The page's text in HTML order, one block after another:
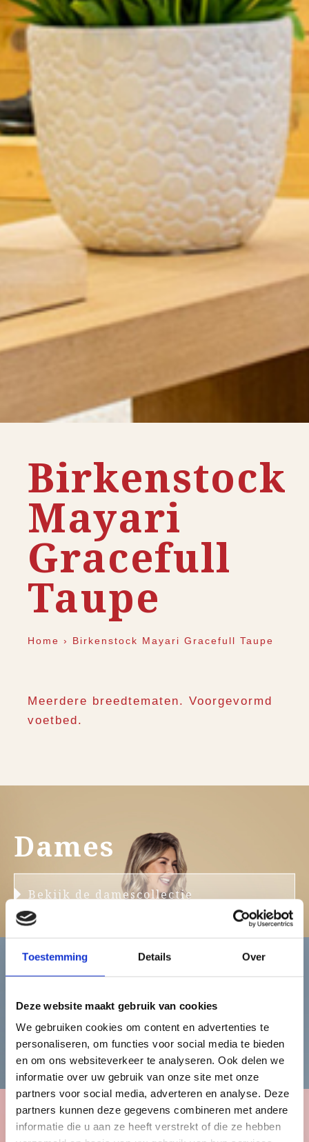
Toestemming Details Over
Deze website maakt gebruik van cookies
We gebruiken cookies om content en advertenties te
personaliseren, om functies voor social media te bieden
en om ons websiteverkeer te analyseren. Ook delen we
informatie over uw gebruik van onze site met onze
partners voor social media, adverteren en analyse. Deze
partners kunnen deze gegevens combineren met andere
informatie die u aan ze heeft verstrekt of die ze hebben
Birkenstock
Mayari
Gracefull
Taupe
Home › Birkenstock Mayari Gracefull Taupe
Meerdere breedtematen. Voorgevormd
voetbed.
Dames
Bekijk de damescollectie
Heren
Bekijk de herencollectie